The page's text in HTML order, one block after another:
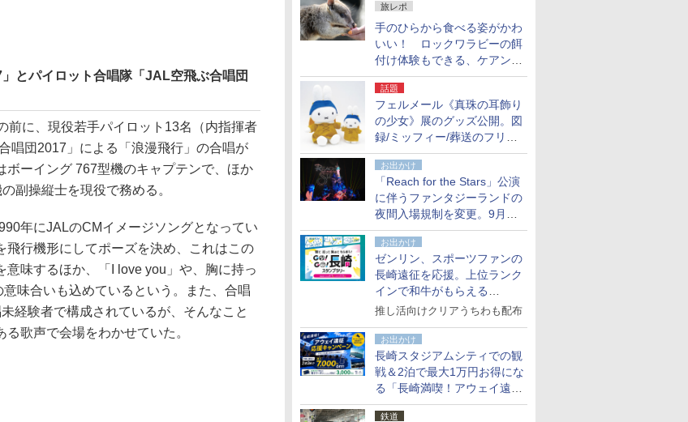
旅レポ
手のひらから食べる姿がかわ
いい！ ロックワラビーの餌
付け体験もできる、ケアンズ
でアサートン高原の日本語ガ
イド付きツアーに参加してみ
た
話題
フェルメール《真珠の耳飾り
の少女》展のグッズ公開。図
録/ミッフィー/葬送のフリー
レンほか、注目ブランドコラ
ボが実現
お出かけ
「Reach for the Stars」公演
に伴うファンタジーランドの
夜間入場規制を変更。9月か
ら18時50分～20時ごろに
お出かけ
ゼンリン、スポーツファンの
長崎遠征を応援。上位ランク
インで和牛がもらえる
「GO！GO！長崎スタンプラ
推し活向けクリアうちわも配布
お出かけ
長崎スタジアムシティでの観
戦＆2泊で最大1万円お得にな
る「長崎満喫！アウェイ遠征
応援キャンペーン」
鉄道
とパイロット合唱隊「JAL空飛ぶ合唱団
に、現役若手パイロット13名（内指揮者
唱団2017」による「浪漫飛行」の合唱が
ーイング 767型機のキャプテンで、ほか
副操縦士を現役で務める。
年にJALのCMイメージソングとなってい
飛行機形にしてポーズを決め、これはこの
味するほか、「I love you」や、胸に持っ
味合いも込めているという。また、合唱
経験者で構成されているが、そんなこと
歌声で会場をわかせていた。